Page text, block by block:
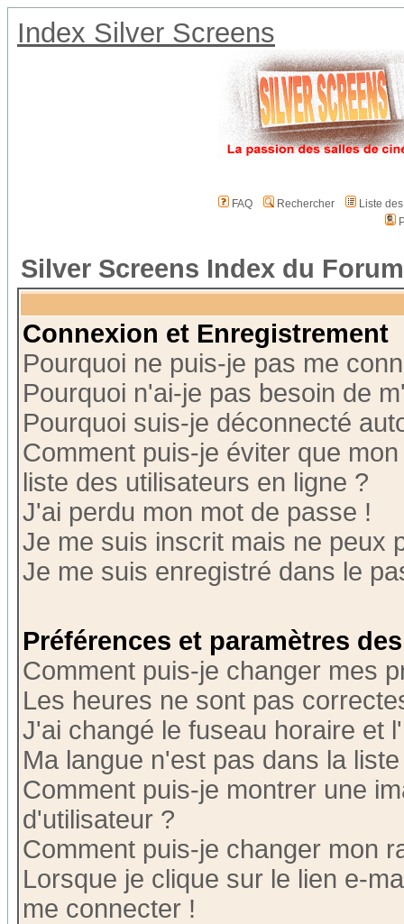
Index Silver Screens
FAQ Rechercher
Liste
Silver Screens Index du Forum
Connexion et Enregistrement
Pourquoi ne puis-je pas me
Pourquoi n'ai-je pas besoin de
Pourquoi suis-je déconnecté
Comment puis-je éviter que
liste des utilisateurs en ligne ?
J'ai perdu mon mot de passe !
Je me suis inscrit mais ne peux
Je me suis enregistré dans le
Préférences et paramètres
Comment puis-je changer mes
Les heures ne sont pas
J'ai changé le fuseau horaire et
Ma langue n'est pas dans la
Comment puis-je montrer une
d'utilisateur ?
Comment puis-je changer mon
Lorsque je clique sur le lien e-
me connecter !